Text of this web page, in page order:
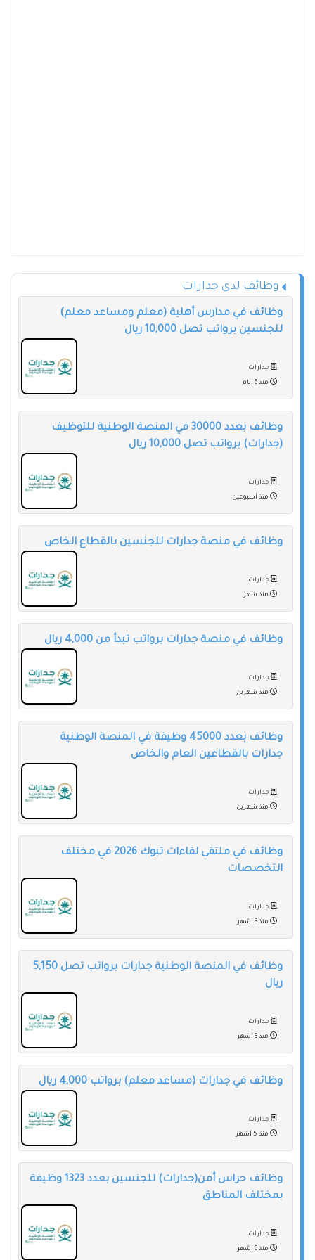
وظائف لدى جدارات
وظائف في مدارس أهلية (معلم ومساعد معلم)
للجنسين برواتب تصل 10,000 ريال
جدارات
منذ 6 أيام
وظائف بعدد 30000 في المنصة الوطنية للتوظيف
(جدارات) برواتب تصل 10,000 ريال
جدارات
منذ أسبوعين
وظائف في منصة جدارات للجنسين بالقطاع الخاص
جدارات
منذ شهر
وظائف في منصة جدارات برواتب تبدأ من 4,000 ريال
جدارات
منذ شهرين
وظائف بعدد 45000 وظيفة في المنصة الوطنية
جدارات بالقطاعين العام والخاص
جدارات
منذ شهرين
وظائف في ملتقى لقاءات تبوك 2026 في مختلف
التخصصات
جدارات
منذ 3 أشهر
وظائف في المنصة الوطنية جدارات برواتب تصل 5,150
ريال
جدارات
منذ 3 أشهر
وظائف في جدارات (مساعد معلم) برواتب 4,000 ريال
جدارات
منذ 5 أشهر
وظائف حراس أمن(جدارات) للجنسين بعدد 1323 وظيفة
بمختلف المناطق
جدارات
منذ 6 أشهر